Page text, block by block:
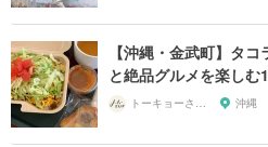
【沖縄・金武町】タ
と絶品グルメを楽しむ
トーキョーさんぽ 沖縄